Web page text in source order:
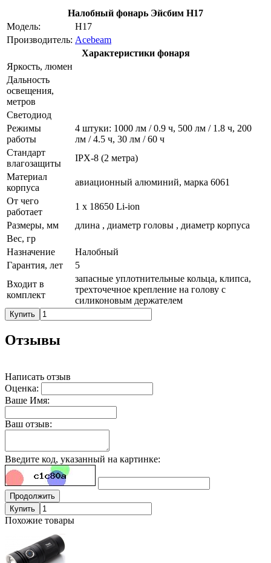
Налобный фонарь Эйсбим Н17
Модель:
H17
Производитель: Acebeam
Характеристики фонаря
Яркость, люмен
Дальность
освещения,
метров
Светодиод
Режимы
работы
4 штуки: 1000 лм / 0.9 ч, 500 лм / 1.8 ч, 200
лм / 4.5 ч, 30 лм / 60 ч
Стандарт
влагозащиты
IPX-8 (2 метра)
Материал
корпуса
авиационный алюминий, марка 6061
От чего
работает
1 х 18650 Li-ion
Размеры, мм
длина , диаметр головы , диаметр корпуса
Вес, гр
Назначение
Налобный
Гарантия, лет
5
Входит в
комплект
запасные уплотнительные кольца, клипса,
трехточечное крепление на голову с
силиконовым держателем
Купить
Отзывы
Написать отзыв
Оценка:
Ваше Имя:
Ваш отзыв:
Введите код, указанный на картинке:
Продолжить
Купить
Похожие товары